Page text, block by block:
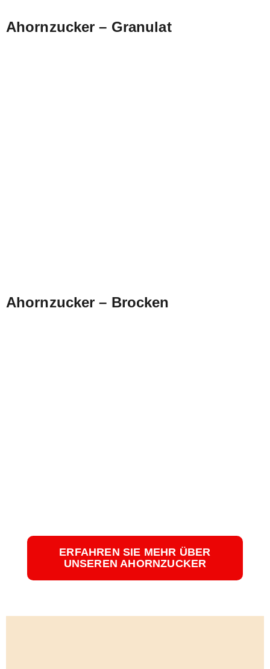
Ahornzucker – Granulat
Ahornzucker – Brocken
ERFAHREN SIE MEHR ÜBER
UNSEREN AHORNZUCKER